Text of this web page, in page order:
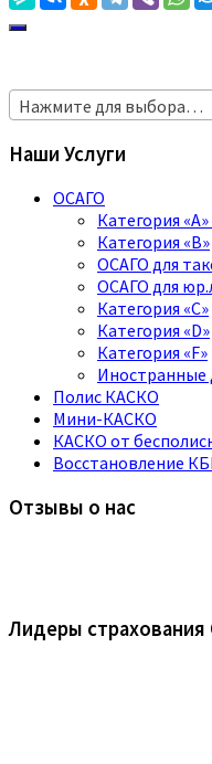
Нажмите для выбора…
Наши Услуги
ОСАГО
Категория «A»
Категория «B»
ОСАГО для
ОСАГО для
Категория «C»
Категория «D»
Категория «F»
Иностранные
Полис КАСКО
Мини-КАСКО
КАСКО от
Восстановление
Отзывы о нас
Лидеры